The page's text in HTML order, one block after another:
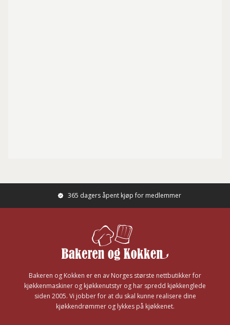
365 dagers åpent kjøp for medlemmer
Bakeren og Kokken er en av Norges største nettbutikker for
kjøkkenmaskiner og kjøkkenutstyr og har spredd kjøkkenglede
siden 2005. Vi jobber for at du skal kunne realisere dine
kjøkkendrømmer og lykkes på kjøkkenet.